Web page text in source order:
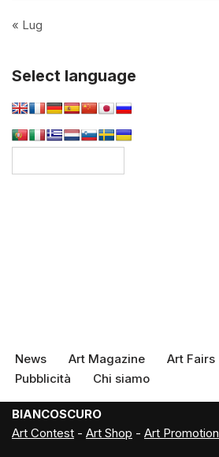
« Lug
Select language
News Art Magazine Art Fairs
Pubblicità
Chi siamo
BIANCOSCURO
Art Contest - Art Shop - Art Promotion